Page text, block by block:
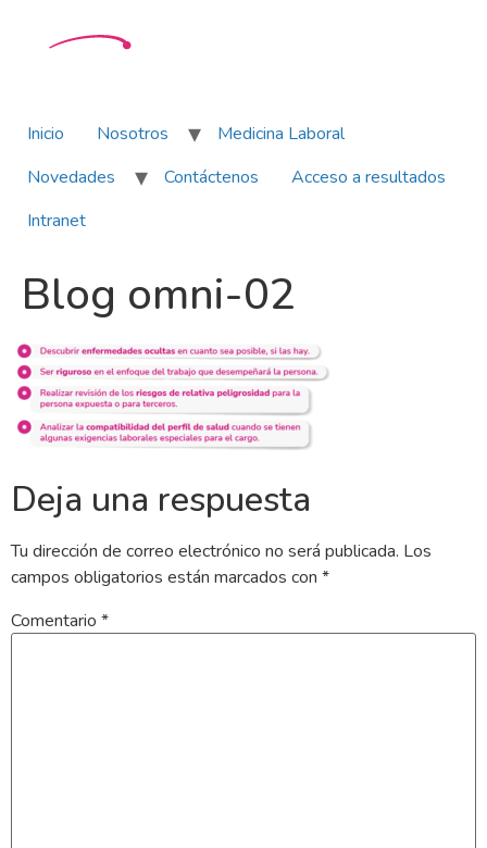
Inicio Nosotros
Medicina Laboral
Novedades
Contáctenos
Acceso a resultados
Intranet
Blog omni-02
Deja una respuesta
Tu dirección de correo electrónico no será publicada. Los
campos obligatorios están marcados con *
Comentario *